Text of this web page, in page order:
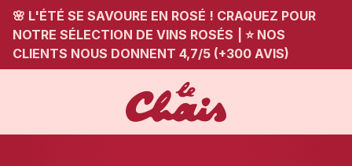
🌸 L'ÉTÉ SE SAVOURE EN ROSÉ ! CRAQUEZ POUR
NOTRE SÉLECTION DE VINS ROSÉS
⭐ NOS
CLIENTS NOUS DONNENT 4,7/5 (+300 AVIS)